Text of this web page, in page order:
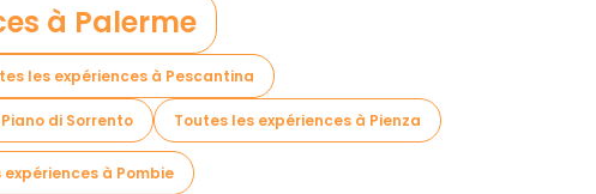
à Palerme
les expériences à Pescantina
di Sorrento Toutes les expériences à Pienza
expériences à Pombie